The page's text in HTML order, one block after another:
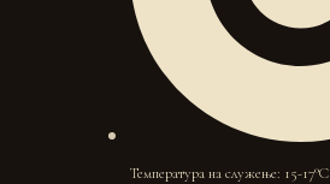
Температура на служење: 15-17°C